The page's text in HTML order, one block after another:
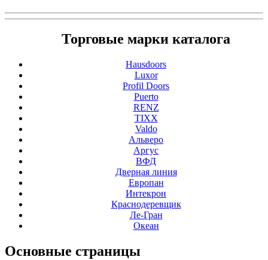
Торговые марки каталога
Hausdoors
Luxor
Profil Doors
Puerto
RENZ
TIXX
Valdo
Альверо
Аргус
ВФД
Дверная линия
Европан
Интекрон
Краснодеревщик
Ле-Гран
Океан
Основные страницы